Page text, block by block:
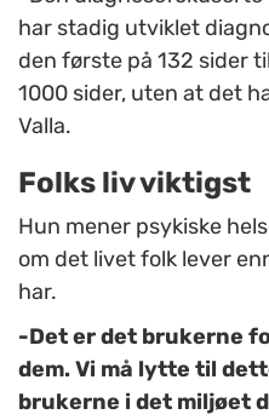
har stadig utviklet
den første på 132 sider
1000 sider, uten at det
Valla.
Folks liv viktigst
Hun mener psykiske
om det livet folk lever
har.
-Det er det brukerne
dem. Vi må lytte til
brukerne i det miljøet